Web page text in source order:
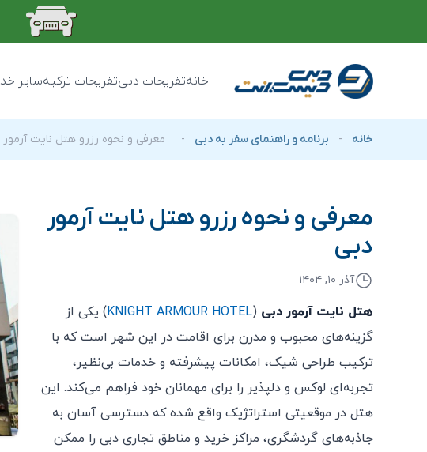
خانهتفریحات دبیتفریحات ترکیهسایر
خانه - برنامه و راهنمای سفر به دبی - معرفی و نحوه رزرو هتل نایت آرمور
معرفی و نحوه رزرو هتل نایت آرمور
دبی
آذر ۱۰, ۱۴۰۴
هتل نایت آرمور دبی (
KNIGHT ARMOUR HOTEL) یکی از
گزینه‌های محبوب و مدرن برای اقامت در این شهر است که با
ترکیب طراحی شیک، امکانات پیشرفته و خدمات بی‌نظیر،
تجربه‌ای لوکس و دلپذیر را برای مهمانان خود فراهم می‌کند. این
هتل در موقعیتی استراتژیک واقع شده که دسترسی آسان به
جاذبه‌های گردشگری، مراکز خرید و مناطق تجاری دبی را ممکن